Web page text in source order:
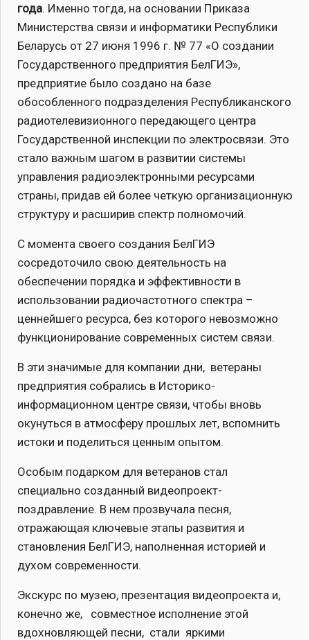
года. Именно тогда, на основании Приказа
Министерства связи и информатики Республики
Беларусь от 27 июня 1996 г. № 77 «О создании
Государственного предприятия БелГИЭ»,
предприятие было создано на базе
обособленного подразделения Республиканского
радиотелевизионного передающего центра
Государственной инспекции по электросвязи. Это
стало важным шагом в развитии системы
управления радиоэлектронными ресурсами
страны, придав ей более четкую организационную
структуру и расширив спектр полномочий.
С момента своего создания БелГИЭ
сосредоточило свою деятельность на
обеспечении порядка и эффективности в
использовании радиочастотного спектра –
ценнейшего ресурса, без которого невозможно
функционирование современных систем связи.
В эти значимые для компании дни, ветераны
предприятия собрались в Историко-
информационном центре связи, чтобы вновь
окунуться в атмосферу прошлых лет, вспомнить
истоки и поделиться ценным опытом.
Особым подарком для ветеранов стал
специально созданный видеопроект-
поздравление. В нем прозвучала песня,
отражающая ключевые этапы развития и
становления БелГИЭ, наполненная историей и
духом современности.
Экскурс по музею, презентация видеопроекта и,
конечно же, совместное исполнение этой
вдохновляющей песни, стали яркими